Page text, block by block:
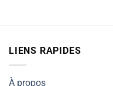
LIENS RAPIDES
À propos